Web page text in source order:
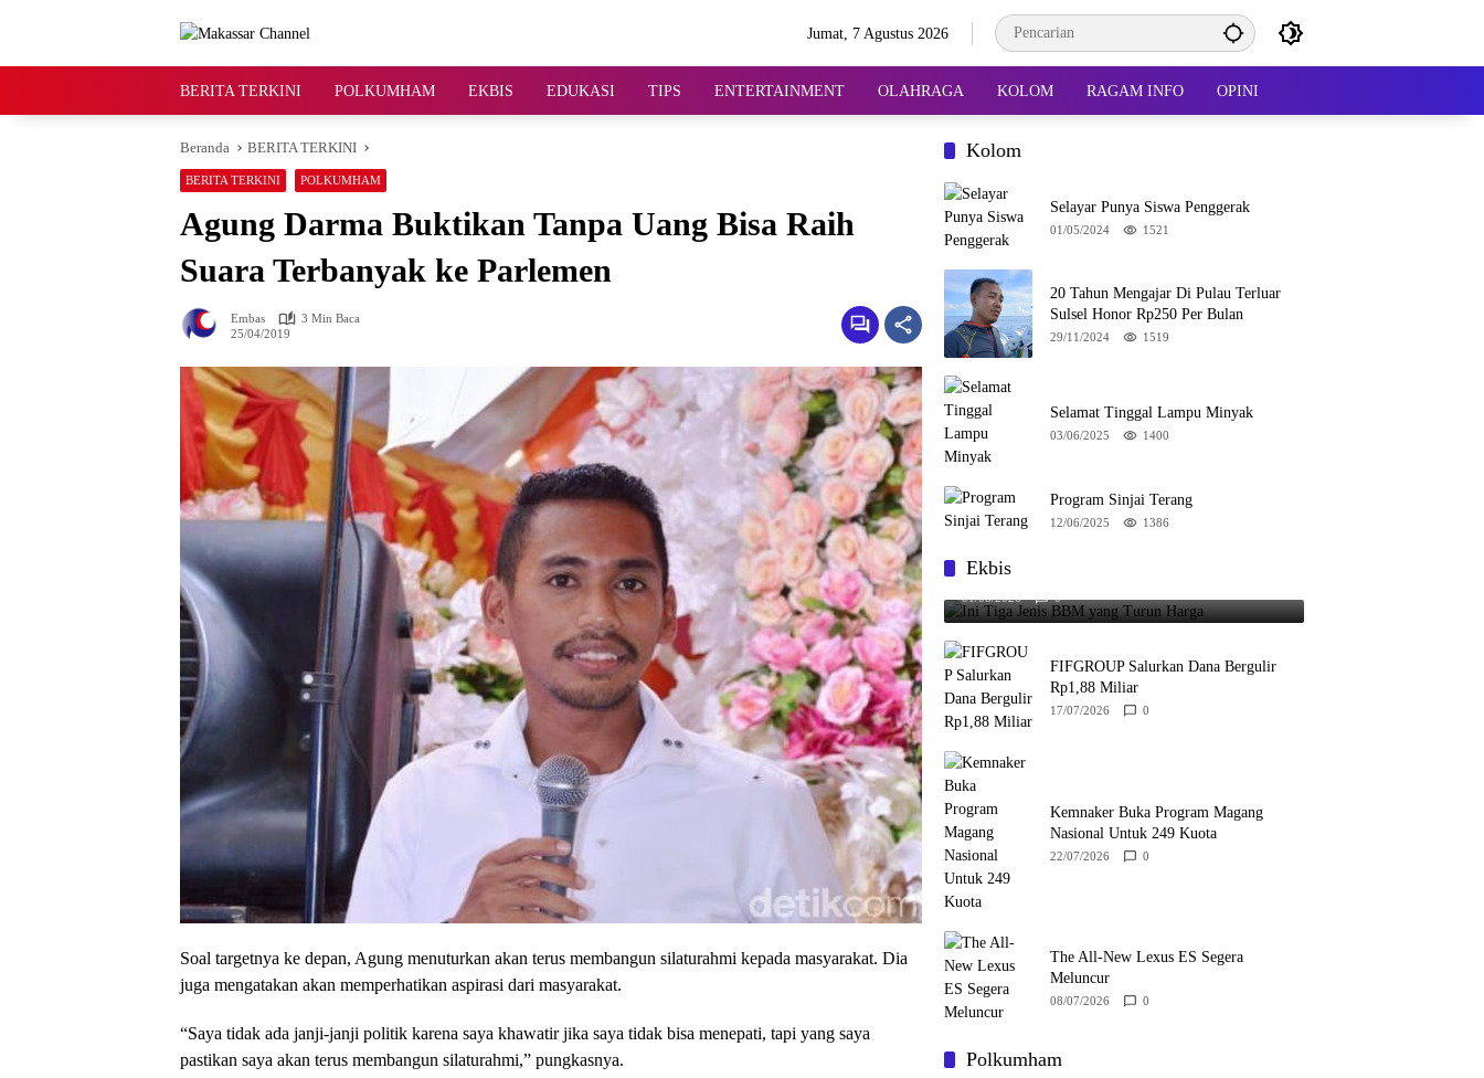
Jumat, 7 Agustus 2026
BERITA TERKINI POLKUMHAM EKBIS EDUKASI TIPS ENTERTAINMENT OLAHRAGA KOLOM RAGAM INFO OPINI
Beranda BERITA TERKINI
BERITA TERKINI POLKUMHAM
Agung Darma Buktikan Tanpa Uang Bisa Raih
Suara Terbanyak ke Parlemen
Embas
3 Min Baca
25/04/2019
Soal targetnya ke depan, Agung menuturkan akan terus membangun silaturahmi kepada masyarakat. Dia
juga mengatakan akan memperhatikan aspirasi dari masyarakat.
“Saya tidak ada janji-janji politik karena saya khawatir jika saya tidak bisa menepati, tapi yang saya
pastikan saya akan terus membangun silaturahmi,” pungkasnya.
Kolom
Selayar Punya Siswa Penggerak
01/05/2024 1521
20 Tahun Mengajar Di Pulau Terluar
Sulsel Honor Rp250 Per Bulan
29/11/2024 1519
Selamat Tinggal Lampu Minyak
03/06/2025 1400
Program Sinjai Terang
12/06/2025 1386
Ekbis
Ini Tiga Jenis BBM yang Turun Harga
01/08/2026 0
FIFGROUP Salurkan Dana Bergulir
Rp1,88 Miliar
17/07/2026 0
Kemnaker Buka Program Magang
Nasional Untuk 249 Kuota
22/07/2026 0
The All-New Lexus ES Segera
Meluncur
08/07/2026 0
Polkumham